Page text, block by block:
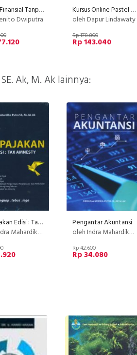
Bebas Finansial Tanpa Kerja Setiap Hari
Dwiputra
Kursus Online Pastel Sultan Dapur Lindawaty PU
oleh Dapur Lindawaty
Rp 178.800
Rp 143.040
Ak, M. Ak lainnya:
Perpajakan Edisi : Tax Amnesty
Putra, SE. Ak, M. Ak
Pengantar Akuntansi
oleh Indra Mahardika Putra, SE. Ak, M. Ak
Rp 42.600
Rp 34.080